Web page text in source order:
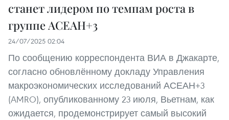
станет лидером по темпам роста в
группе АСЕАН+3
24/07/2025 02:04
По сообщению корреспондента ВИА в Джакарте,
согласно обновлённому докладу Управления
макроэкономических исследований АСЕАН+3
(AMRO), опубликованному 23 июля, Вьетнам, как
ожидается, продемонстрирует самый высокий